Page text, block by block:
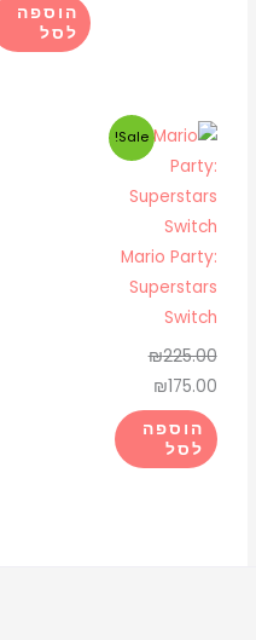
הוספה
לסל
Mario Party:
Superstars
Switch
Sale!
₪225.00
המחיר
המקורי
היה:
₪225.00.
₪175.00
המחיר
הנוכחי
הוא:
הוספה
לסל